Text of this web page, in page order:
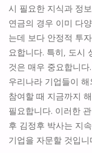
시 필요한 지식과 정
연금의 경우 이미 다
는데 보다 안정적 투
요합니다. 특히, 도시
것은 매우 중요합니
우리나라 기업들이
참여할 때 지금까지
필요합니다. 이러한
후 김정후 박사는 지
기업을 자문할 것입니